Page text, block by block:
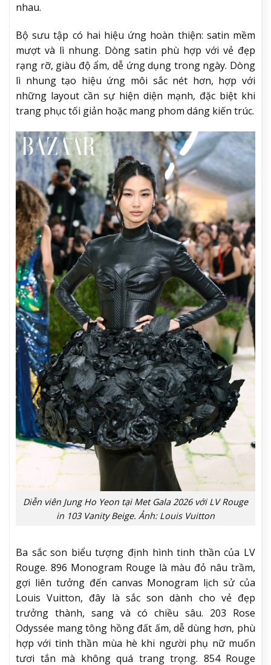
nhau.
Bộ sưu tập có hai hiệu ứng hoàn thiện: satin mềm
mượt và lì nhung. Dòng satin phù hợp với vẻ đẹp
rạng rỡ, giàu độ ẩm, dễ ứng dụng trong ngày. Dòng
lì nhung tạo hiệu ứng môi sắc nét hơn, hợp với
những layout cần sự hiện diện mạnh, đặc biệt khi
trang phục tối giản hoặc mang phom dáng kiến trúc.
Diễn viên Jung Ho Yeon tại Met Gala 2026 với LV Rouge
in 103 Vanity Beige. Ảnh: Louis Vuitton
Ba sắc son biểu tượng định hình tinh thần của LV
Rouge. 896 Monogram Rouge là màu đỏ nâu trầm,
gợi liên tưởng đến canvas Monogram lịch sử của
Louis Vuitton, đây là sắc son dành cho vẻ đẹp
trưởng thành, sang và có chiều sâu. 203 Rose
Odyssée mang tông hồng đất ấm, dễ dùng hơn, phù
hợp với tinh thần mùa hè khi người phụ nữ muốn
tươi tắn mà không quá trang trọng. 854 Rouge